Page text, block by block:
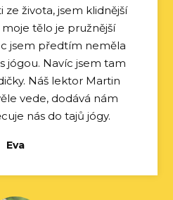
ze života, jsem klidnější
moje tělo je pružnější
jsem předtím neměla
jógou. Navíc jsem tam
Náš lektor Martin
vede, dodává nám
nás do tajů jógy.
Eva